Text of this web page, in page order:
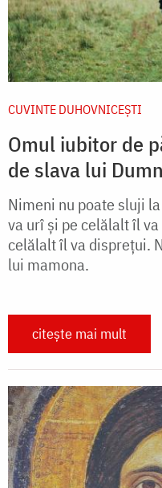
CUVINTE DUHOVNICEȘTI
Omul iubitor de
de slava lui
Nimeni nu poate sluji
va urî și pe celălalt îl
celălalt îl va disprețui.
lui mamona.
citește mai mult